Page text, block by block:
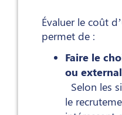
Évaluer le coût
permet de :
Faire le
ou
Selon les
le